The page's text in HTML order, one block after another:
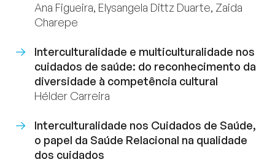
Ana Figueira, Elysangela Dittz Duarte, Zaida
Charepe
Interculturalidade e multiculturalidade nos
cuidados de saúde: do reconhecimento da
diversidade à competência cultural
Hélder Carreira
Interculturalidade nos Cuidados de Saúde,
o papel da Saúde Relacional na qualidade
dos cuidados